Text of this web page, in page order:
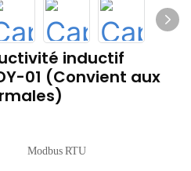
inductif
01 (Convient aux
Modbus RTU